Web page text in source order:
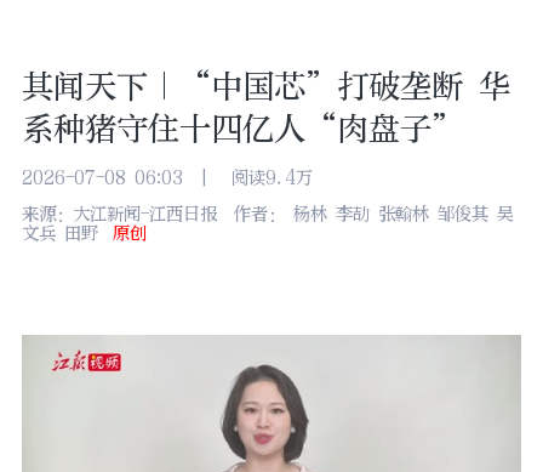
其闻天下｜“中国芯”打破垄断 华
系种猪守住十四亿人“肉盘子”
2026-07-08 06:03
阅读9.4万
来源：大江新闻-江西日报
作者： 杨林 李劼 张翰林 邹俊其 吴
文兵 田野
原创